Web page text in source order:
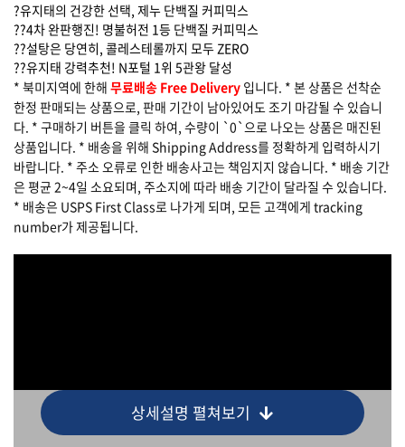
?유지태의 건강한 선택, 제누 단백질 커피믹스
??4차 완판행진! 명불허전 1등 단백질 커피믹스
??설탕은 당연히, 콜레스테롤까지 모두 ZERO
??유지태 강력추천! N포털 1위 5관왕 달성
* 북미지역에 한해 무료배송 Free Delivery 입니다. * 본 상품은 선착순
한정 판매되는 상품으로, 판매 기간이 남아있어도 조기 마감될 수 있습니
다. * 구매하기 버튼을 클릭 하여, 수량이 `0`으로 나오는 상품은 매진된
상품입니다. * 배송을 위해 Shipping Address를 정확하게 입력하시기
바랍니다. * 주소 오류로 인한 배송사고는 책임지지 않습니다. * 배송 기간
은 평균 2~4일 소요되며, 주소지에 따라 배송 기간이 달라질 수 있습니다.
* 배송은 USPS First Class로 나가게 되며, 모든 고객에게 tracking
number가 제공됩니다.
상세설명 펼쳐보기